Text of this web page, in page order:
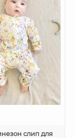
слип для